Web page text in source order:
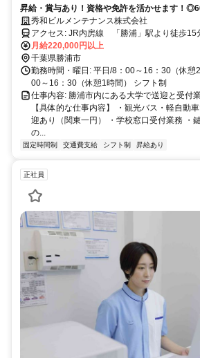
昇給・賞与あり！資格や免許を活かせます！
援！◎マイカー通勤ＯＫ！
秀和ビルメンテナンス株式会社
月給220,000円以上
千葉県勝浦市
勤務時間・曜日: 平日/8：00～16：30（休憩
00～16：30（休憩1時間） シフト制
仕事内容: 勝浦市内にある大学で送迎と受付
【具体的な仕事内容】 ・観光バス・軽自動
迎あり（関東一円） ・学校窓口受付業務 ・
の...
固定時間制 交通費支給 シフト制 昇給あり
正社員